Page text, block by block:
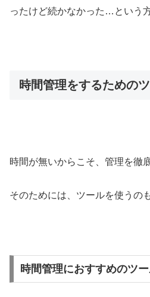
ったけど続かなかった…という
時間管理をするための
時間が無いからこそ、管理を徹
そのためには、ツールを使うの
時間管理におすすめのツ